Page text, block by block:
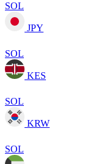
SOL
JPY
SOL
KES
SOL
KRW
SOL